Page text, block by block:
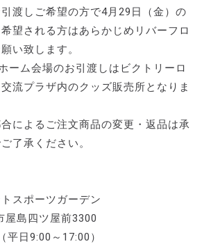
渡しご希望の方で4月29日（金）の
望される方はあらかじめリバーフロ
い致します。
ーム会場のお引渡しはビクトリーロ
流プラザ内のクッズ販売所となりま
によるご注文商品の変更・返品は承
了承ください。
スポーツガーデン
島四ツ屋前3300
日9:00～17:00）